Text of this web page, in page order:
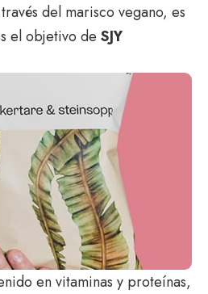
del marisco vegano, es
el objetivo de SJY
en vitaminas y proteínas,